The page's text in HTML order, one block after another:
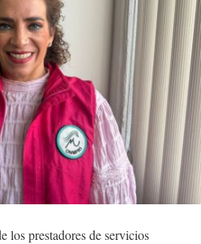
los prestadores de servicios